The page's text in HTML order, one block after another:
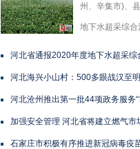
州、辛集市)、
地下水超采综合
河北省通报2020年度地下水超采综
河北海兴小山村：500多眼战汉至
河北沧州推出第一批44项政务服务“
加强安全管理 河北省将建立燃气市
石家庄市积极有序推进新冠病毒疫